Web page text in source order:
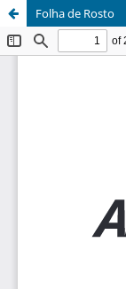
Folha de Rosto